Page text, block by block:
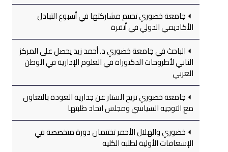
جامعة خضوري تختتم مشاركتها في أسبوع التبادل
الأكاديمي الدولي في أنقرة
الباحث في جامعة خضوري د. أحمد زيد يحصل على المركز
الثاني لأطروحات الدكتوراة في العلوم الإدارية في الوطن
العربي
جامعة خضوري تزيح الستار عن جدارية العودة بالتعاون
مع التوجيه السياسي ومجلس اتحاد طلبتها
خضوري والهلال الأحمر تختتمان دورة متخصصة في
الإسعافات الأولية لطلبة الكلية